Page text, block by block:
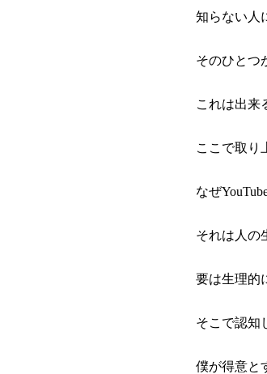
知らない人
そのひとつ
これは出来
ここで取り
なぜ
それは人の
要は生理的
そこで認知
僕が得意と